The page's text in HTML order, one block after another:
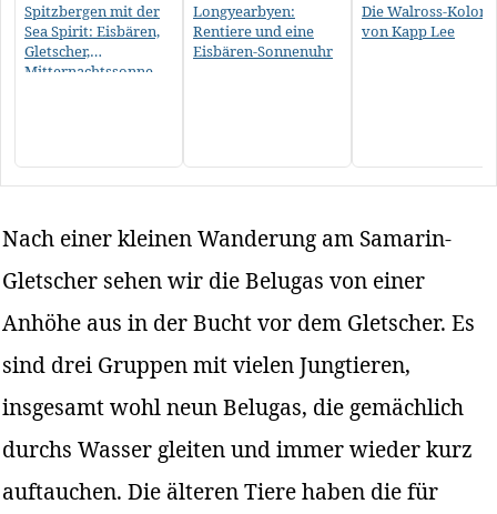
Spitzbergen mit der
Sea Spirit: Eisbären,
Gletscher,
Mitternachtssonne
Longyearbyen:
Rentiere und eine
Eisbären-Sonnenuhr
Die Walross-
von Kapp Lee
Nach einer kleinen Wanderung am Samarin-
Gletscher sehen wir die Belugas von einer
Anhöhe aus in der Bucht vor dem Gletscher. Es
sind drei Gruppen mit vielen Jungtieren,
insgesamt wohl neun Belugas, die gemächlich
durchs Wasser gleiten und immer wieder kurz
auftauchen. Die älteren Tiere haben die für